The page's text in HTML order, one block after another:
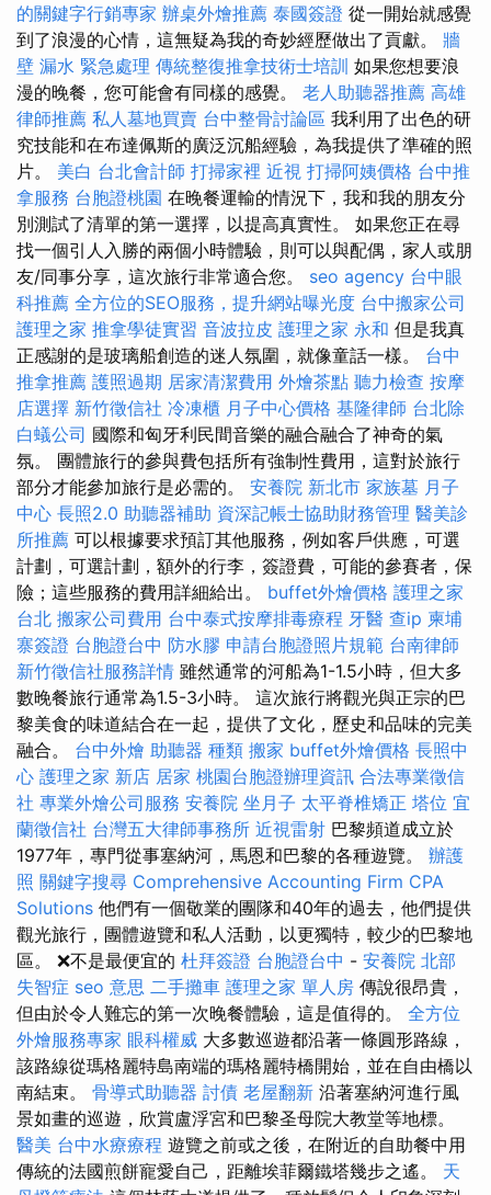
的關鍵字行銷專家 辦桌外燴推薦 泰國簽證 從一開始就感覺
到了浪漫的心情，這無疑為我的奇妙經歷做出了貢獻。 牆
壁 漏水 緊急處理 傳統整復推拿技術士培訓 如果您想要浪
漫的晚餐，您可能會有同樣的感覺。 老人助聽器推薦 高雄
律師推薦 私人墓地買賣 台中整骨討論區 我利用了出色的研
究技能和在布達佩斯的廣泛沉船經驗，為我提供了準確的照
片。 美白 台北會計師 打掃家裡 近視 打掃阿姨價格 台中推
拿服務 台胞證桃園 在晚餐運輸的情況下，我和我的朋友分
別測試了清單的第一選擇，以提高真實性。 如果您正在尋
找一個引人入勝的兩個小時體驗，則可以與配偶，家人或朋
友/同事分享，這次旅行非常適合您。 seo agency 台中眼
科推薦 全方位的SEO服務，提升網站曝光度 台中搬家公司
護理之家 推拿學徒實習 音波拉皮 護理之家 永和 但是我真
正感謝的是玻璃船創造的迷人氛圍，就像童話一樣。 台中
推拿推薦 護照過期 居家清潔費用 外燴茶點 聽力檢查 按摩
店選擇 新竹徵信社 冷凍櫃 月子中心價格 基隆律師 台北除
白蟻公司 國際和匈牙利民間音樂的融合融合了神奇的氣
氛。 團體旅行的參與費包括所有強制性費用，這對於旅行
部分才能參加旅行是必需的。 安養院 新北市 家族墓 月子
中心 長照2.0 助聽器補助 資深記帳士協助財務管理 醫美診
所推薦 可以根據要求預訂其他服務，例如客戶供應，可選
計劃，可選計劃，額外的行李，簽證費，可能的參賽者，保
險；這些服務的費用詳細給出。 buffet外燴價格 護理之家
台北 搬家公司費用 台中泰式按摩排毒療程 牙醫 查ip 柬埔
寨簽證 台胞證台中 防水膠 申請台胞證照片規範 台南律師
新竹徵信社服務詳情 雖然通常的河船為1-1.5小時，但大多
數晚餐旅行通常為1.5-3小時。 這次旅行將觀光與正宗的巴
黎美食的味道結合在一起，提供了文化，歷史和品味的完美
融合。 台中外燴 助聽器 種類 搬家 buffet外燴價格 長照中
心 護理之家 新店 居家 桃園台胞證辦理資訊 合法專業徵信
社 專業外燴公司服務 安養院 坐月子 太平脊椎矯正 塔位 宜
蘭徵信社 台灣五大律師事務所 近視雷射 巴黎頻道成立於
1977年，專門從事塞納河，馬恩和巴黎的各種遊覽。 辦護
照 關鍵字搜尋 Comprehensive Accounting Firm CPA
Solutions 他們有一個敬業的團隊和40年的過去，他們提供
觀光旅行，團體遊覽和私人活動，以更獨特，較少的巴黎地
區。 ❌不是最便宜的 杜拜簽證 台胞證台中 - 安養院 北部
失智症 seo 意思 二手攤車 護理之家 單人房 傳說很昂貴，
但由於令人難忘的第一次晚餐體驗，這是值得的。 全方位
外燴服務專家 眼科權威 大多數巡遊都沿著一條圓形路線，
該路線從瑪格麗特島南端的瑪格麗特橋開始，並在自由橋以
南結束。 骨導式助聽器 討債 老屋翻新 沿著塞納河進行風
景如畫的巡遊，欣賞盧浮宮和巴黎圣母院大教堂等地標。
醫美 台中水療療程 遊覽之前或之後，在附近的自助餐中用
傳統的法國煎餅寵愛自己，距離埃菲爾鐵塔幾步​​之遙。 天